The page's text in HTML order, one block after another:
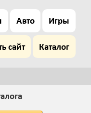
Авто Игры
сайт Каталог